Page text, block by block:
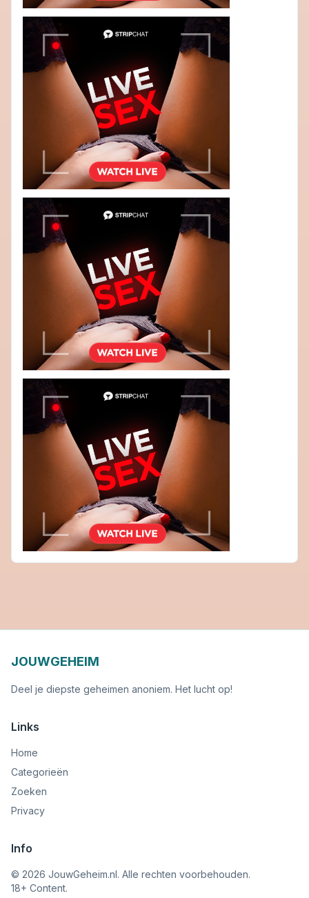
JOUWGEHEIM
Deel je diepste geheimen anoniem. Het lucht op!
Links
Home
Categorieën
Zoeken
Privacy
Info
© 2026 JouwGeheim.nl. Alle rechten voorbehouden.
18+ Content.